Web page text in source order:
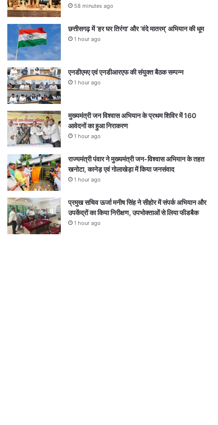
58 minutes ago
छत्तीसगढ़ में ‘हर घर तिरंगा’ और ‘वंदे मातरम्’ अभियान की धूम
1 hour ago
एनडीएमए एवं एनडीआरएफ की संयुक्त बैठक सम्पन्न
1 hour ago
मुख्यमंत्री जन विश्वास अभियान के प्रथम शिविर में 160
आवेदनों का हुआ निराकरण
1 hour ago
राज्यमंत्री पंवार ने मुख्यमंत्री जन-विश्वास अभियान के तहत
खनोटा, कानेड़ एवं गोलाखेड़ा में किया जनसंवाद
1 hour ago
प्रमुख सचिव ऊर्जा मनीष सिंह ने सीहोर में संपर्क अभियान और
उपकेंद्रों का किया निरीक्षण, उपभोक्ताओं से लिया फीडबैक
1 hour ago